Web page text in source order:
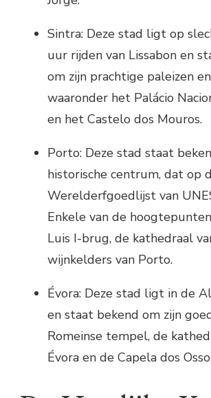
Sintra: Deze stad ligt op
uur rijden van Lissabon en
om zijn prachtige paleizen
waaronder het Palácio
en het Castelo dos Mouros.
Porto: Deze stad staat
historische centrum, dat op
Werelderfgoedlijst van
Enkele van de
Luis I-brug, de kathedraal
wijnkelders van Porto.
Évora: Deze stad ligt in de
en staat bekend om zijn
Romeinse tempel, de
Évora en de Capela dos